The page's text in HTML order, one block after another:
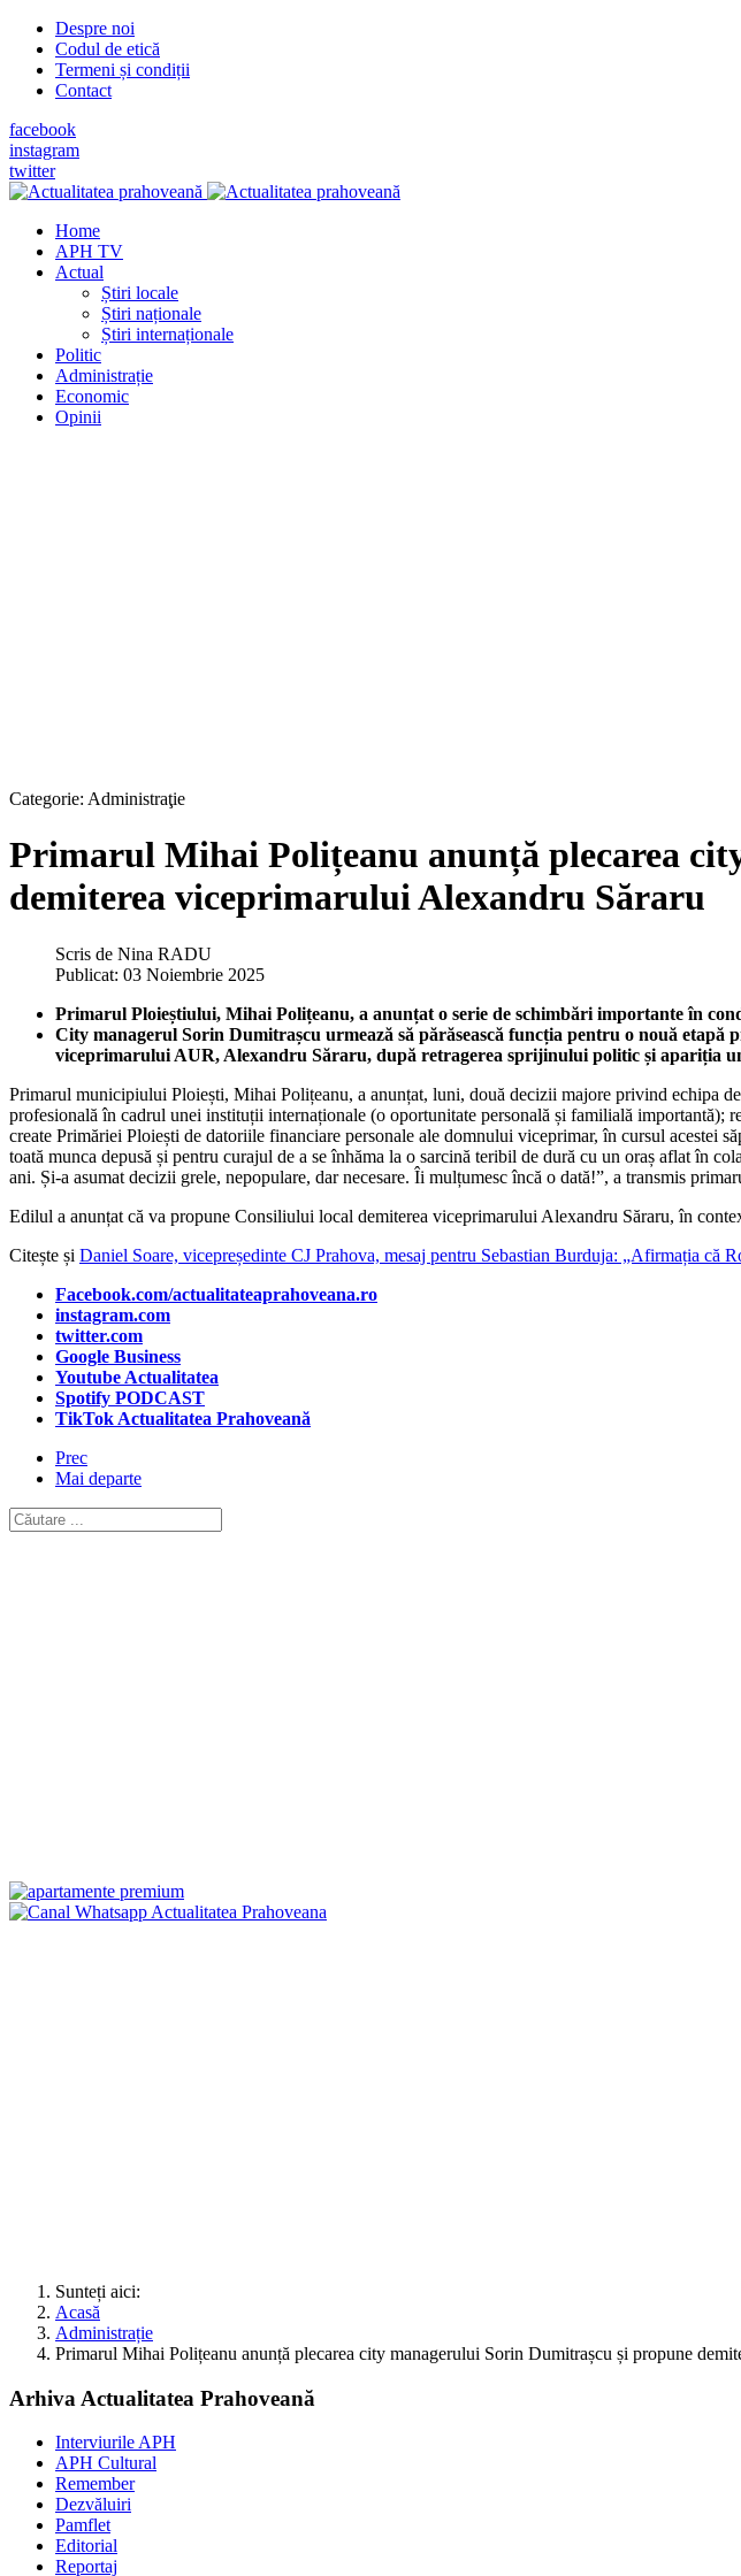
Despre noi
Codul de etică
Termeni și condiții
Contact
facebook
instagram
twitter
Home
APH TV
Actual
Știri locale
Știri naționale
Știri internaționale
Politic
Administrație
Economic
Opinii
Categorie: Administraţie
Primarul Mihai Polițeanu anunță plecarea
demiterea viceprimarului Alexandru Săraru
Scris de Nina RADU
Publicat: 03 Noiembrie 2025
Primarul Ploieștiului, Mihai Polițeanu, a anunțat o serie de schimbări importante în
City managerul Sorin Dumitrașcu urmează să părăsească funcția pentru o nouă
viceprimarului AUR, Alexandru Săraru, după retragerea sprijinului politic și apariția
Primarul municipiului Ploiești, Mihai Polițeanu, a anunțat, luni, două decizii majore privind echipa
profesională în cadrul unei instituții internaționale (o oportunitate personală și familială
create Primăriei Ploiești de datoriile financiare personale ale domnului viceprimar, în cursul acestei
toată munca depusă și pentru curajul de a se înhăma la o sarcină teribil de dură cu un oraș aflat în
ani. Și-a asumat decizii grele, nepopulare, dar necesare. Îi mulțumesc încă o dată!”, a transmis
Edilul a anunțat că va propune Consiliului local demiterea viceprimarului Alexandru Săraru, în
Citește și Daniel Soare, vicepreședinte CJ Prahova, mesaj pentru Sebastian Burduja: „Afirmația că
Facebook.com/actualitateaprahoveana.ro
instagram.com
twitter.com
Google Business
Youtube Actualitatea
Spotify PODCAST
TikTok Actualitatea Prahoveană
Prec
Mai departe
Sunteți aici:
Acasă
Administrație
Primarul Mihai Polițeanu anunță plecarea city managerului Sorin Dumitrașcu și propune
Arhiva Actualitatea Prahoveană
Interviurile APH
APH Cultural
Remember
Dezvăluiri
Pamflet
Editorial
Reportaj